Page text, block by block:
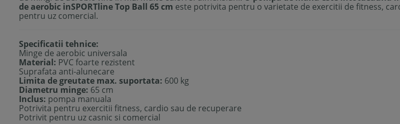
de aerobic inSPORTline Top Ball 65 cm este potrivita pentru o varietate de exercitii de fitness,
pentru uz comercial.
Specificatii tehnice:
Minge de aerobic universala
Material: PVC foarte rezistent
Suprafata anti-alunecare
Limita de greutate max. suportata: 600 kg
Diametru minge: 65 cm
Inclus: pompa manuala
Potrivita pentru exercitii fitness, cardio sau de recuperare
Potrivit pentru uz casnic si comercial